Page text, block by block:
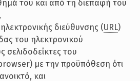
του και από τη διεπαφή του
διεύθυνσης (URL)
του ηλεκτρονικού
σελιδοδείκτες του
με την προϋπόθεση ότι
και